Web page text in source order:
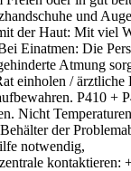
und
der Haut: Mit viel
Einatmen: Die
Atmung
einholen / ärztliche
P410 +
Nicht
der
notwendig,
kontaktieren: